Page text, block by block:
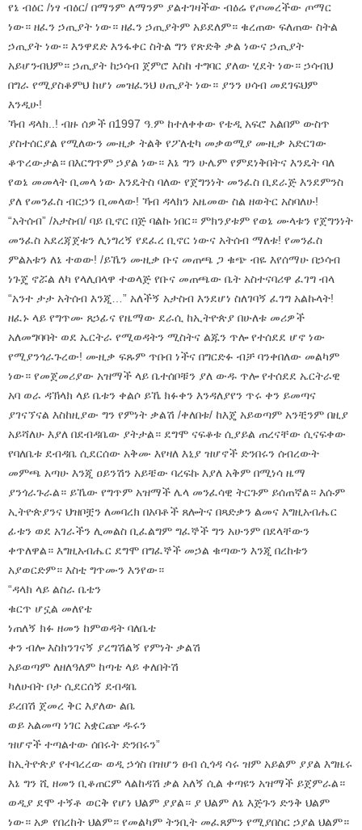
የኔ ብዕር /ነፃ ብዕር/ በማንም ለማንም ያልተገዛችው ብዕሬ የጦመረችው ጦማር
ነው። ዘፈን ኃጢያት ነው። ዘፈን ኃጢያትም አይደለም። ቁረጠው ፍለጠው ስትል
ኃጢያት ነው። እንዋደድ እንፋቀር ስትል ግን የጽድቅ ቃል ነውና ኃጢያት
አይሆንብህም። ኃጢያት ከኃሳብ ጀምሮ እስከ ተግባር ያለው ሂደት ነው። ኃሳብህ
በግራ የሚያስቆምህ ከሆነ መዝፈንህ ሀጢያት ነው። ያንን ሀሳብ መደገፍህም
እንዲሁ!
ኻብ ዳላክ..! ብዙ ሰዎች በ1997 ዓ.ም ከተለቀቀው የቴዲ አፍሮ አልበም ውስጥ
ያስተሰርያል የሚለውን ሙዚቃ ትልቅ የፖለቲካ መቃወሚያ ሙዚቃ አድርገው
ቆጥረውታል። በእርግጥም ኃያል ነው። እኔ ግን ሁሌም የምደነቅበትና እንዴት ባለ
የወኔ መመላት ቢመላ ነው እንዴትስ ባለው የጀግንነት መንፈስ ቢደራጅ እንደምንስ
ያለ የመንፈስ ብርኃን ቢመላው! ኻብ ዳላክን አዜመው ስል ዘወትር አስባለሁ!
“አትሰብ” /አታስብ/ ባይ ቢኖር በጅ ባልኩ ነበር። ምክንያቱም የወኔ ሙላቱን የጀግንነት
መንፈስ አደረጃጀቱን ሊነግረኝ የደፈረ ቢኖር ነውና አትሰብ ማለቱ! የመንፈስ
ምልአቱን ለኔ ተወው! /ይኼን ሙዚቃ ቡና መጠጫ ጋ ቁጭ ብዬ እየሰማሁ በኃሳብ
ነጉጄ ኖሯል ለካ የላሊበላዋ ተወላጅ የቡና መጠጫው ቤት አስተናባሪዋ ፈገግ ብላ
“አንተ ታታ አትሰብ እንጂ…” አለችኝ አታስብ እንደሆነ ስለገባኝ ፈገግ አልኩላት!
ዘፈኑ ላይ የግጥሙ ጸኃፊና የዜማው ደራሲ ከኢትዮጵያ በሁለቱ መሪዎች
አለመግባባት ወደ ኤርትራ የሚወዳትን ሚስትና ልጁን ጥሎ የተሰደደ ሆኖ ነው
የሚያንጎራጉረው! ሙዚቃ ፍጹም ጥበብ ነችና በግርድፉ ብቻ ባንቀበለው መልካም
ነው። የመጀመሪያው አዝማች ላይ ቤተሰቦቹን ያለ ውዱ ጥሎ የተሰደደ ኤርትራዊ
አባ ወራ ዳኽላክ ላይ ቤቱን ቀልሶ ይኼ ክፉቀን እንዳለያየን ጥሩ ቀን ይመጣና
ያገናኘናል እስከዚያው ግን የምነት ቃልሽ /ቀለበቱ/ ከእጄ አይወጣም አንቺንም በዚያ
አይሻለሁ እያለ በደብዳቤው ያትታል። ደግሞ ናፍቆቱ ሲያይል ጠረናቸው ሲናፍቀው
የባለቤቱ ደብዳቤ ሲደርሰው አቅሙ እየዛለ እኒያ ዝሆኖች ድንበሩን ሰብረውት
መምጫ አጣሁ እንጂ ዐይንሽን አይቼው ባረፍኩ እያለ አቅም በሚነሳ ዜማ
ያንጎራጉራል። ይኼው የግጥም አዝማች ሌላ መንፈሳዊ ትርጉም ይሰጠኛል። እሱም
ኢትዮጵያንና ህዝቦቿን ለመባረክ በአባቶች ጸሎትና በጻድቃን ልመና እግዚአብሔር
ፊቱን ወደ አገራችን ሊመልስ ቢፈልግም ግፈኞች ግን አሁንም በደላቸውን
ቀጥለዋል። እግዚአብሔር ደግሞ በግፈኞች መኃል ቁጣውን እንጂ በረከቱን
አያወርድም። እስቲ ግጥሙን እንየው።
“ዳላክ ላይ ልስራ ቤቴን
ቁርጥ ሆኗል መለየቴ
ነጠለኝ ክፉ ዘመን ከምወዳት ባለቤቴ
ቀን ብሎ እስክንገናኝ ያረግሽልኝ የምነት ቃልሽ
አይወጣም ለዘለዓለም ከጣቴ ላይ ቀለበትሽ
ካለሁበት ቦታ ሲደርሰኝ ደብዳቤ
ይረበሽ ጀመረ ቅር እያለው ልቤ
ወይ አልመጣ ነገር አቋርጬ ዱሩን
ዝሆኖች ተጣልተው ሰበሩት ድንበሩን”
ከኢትዮጵያ የተባረረው ወዲ ኃጎስ በዝሆን ፀብ ሲጎዳ ሳሩ ዝም አይልም ያያል እግዜሩ
እኔ ግን ሺ ዘመን ቢቆጠርም ላልከዳሽ ቃል አለኝ ሲል ቀጣዩን አዝማች ይጀምራል።
ወዲያ ደሞ ተኝቶ ወርቅ የሆነ ህልም ያያል። ያ ህልም ለኔ እጅጉን ድንቅ ህልም
ነው። አዎ የበረከት ህልም። የመልካም ትንቢት መፈጸምን የሚያበስር ኃያል ህልም።